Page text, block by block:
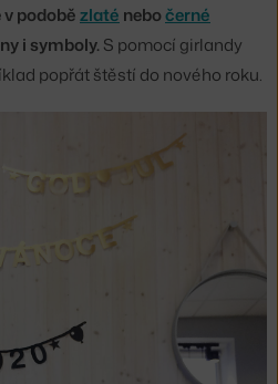
podobězlaté nebočerné
i symboly. S pomocí girlandy
popřát štěstí do nového roku.